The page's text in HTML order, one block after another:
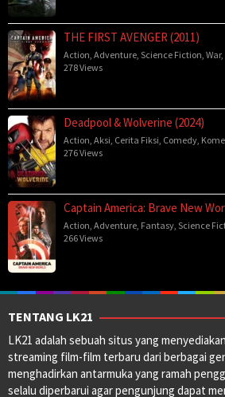
THE FIRST AVENGER (2011)
Action Adventure Science Fiction War,
278 Views
Deadpool & Wolverine (2024)
Action Aksi Cerita Fiksi Comedy
276 Views
Captain America: Brave New
Action Adventure Fantasy Science
266 Views
TENTANG LK21
LK21 adalah sebuah situs yang
streaming film-film terbaru dari berbagai
menghadirkan antarmuka yang ramah
selalu diperbarui agar pengunjung dapat